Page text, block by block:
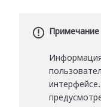
Примечание